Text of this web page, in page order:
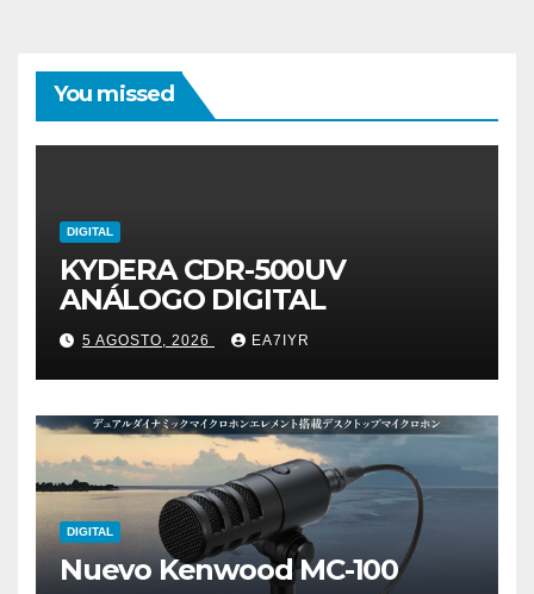
You missed
DIGITAL
KYDERA CDR-500UV
ANÁLOGO DIGITAL
5 AGOSTO, 2026 EA7IYR
DIGITAL
Nuevo Kenwood MC-100